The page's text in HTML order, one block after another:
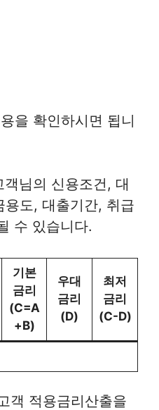
을 확인하시면 됩니
님의 신용조건, 대
도, 대출기간, 취급
수 있습니다.
기본
금리
(C=A
+B)
우대
금리
(D)
최저
금리
(C-D)
객 적용금리산출을